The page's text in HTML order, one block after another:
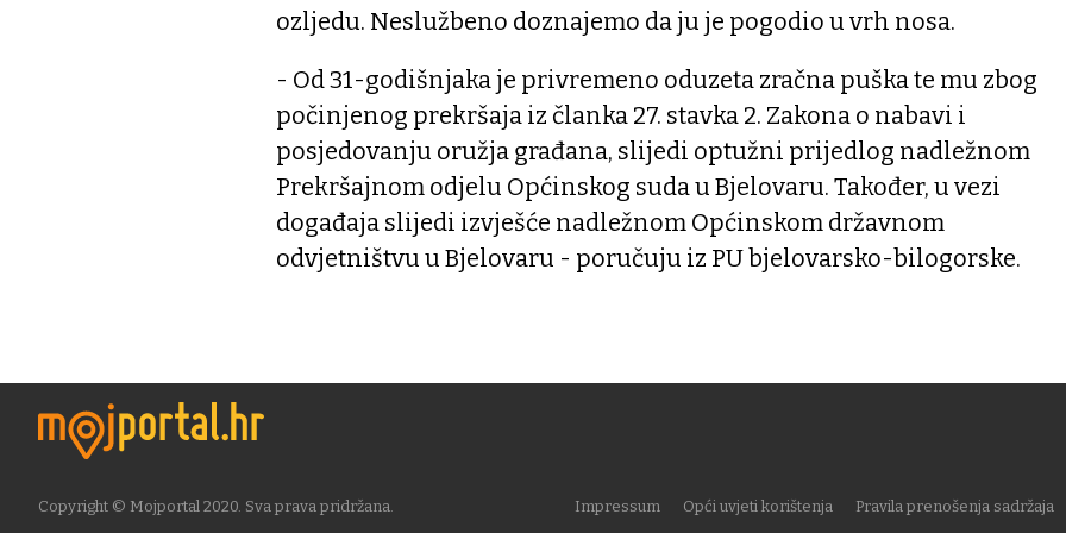
ozljedu. Neslužbeno doznajemo da ju je pogodio u vrh nosa.
- Od 31-godišnjaka je privremeno oduzeta zračna puška te mu zbog
počinjenog prekršaja iz članka 27. stavka 2. Zakona o nabavi i
posjedovanju oružja građana, slijedi optužni prijedlog nadležnom
Prekršajnom odjelu Općinskog suda u Bjelovaru. Također, u vezi
događaja slijedi izvješće nadležnom Općinskom državnom
odvjetništvu u Bjelovaru - poručuju iz PU bjelovarsko-bilogorske.
Copyright © Mojportal 2020. Sva prava pridržana. Impressum Opći uvjeti korištenja Pravila prenošenja sadržaja